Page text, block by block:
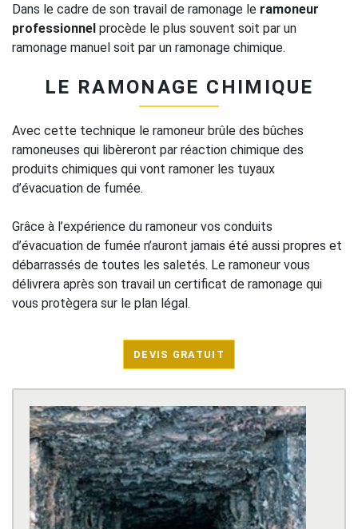
Dans le cadre de son travail de ramonage le ramoneur
professionnel procède le plus souvent soit par un
ramonage manuel soit par un ramonage chimique.
LE RAMONAGE CHIMIQUE
Avec cette technique le ramoneur brûle des bûches
ramoneuses qui libèreront par réaction chimique des
produits chimiques qui vont ramoner les tuyaux
d’évacuation de fumée.
Grâce à l’expérience du ramoneur vos conduits
d’évacuation de fumée n’auront jamais été aussi propres et
débarrassés de toutes les saletés. Le ramoneur vous
délivrera après son travail un certificat de ramonage qui
vous protègera sur le plan légal.
DEVIS GRATUIT